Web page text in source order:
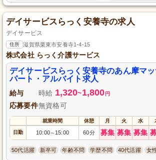
デイサービスらっく安養寺の求人
デイサービス
住所 滋賀県栗東市安養寺1-4-15
株式会社 らっく介護サービス
デイサービスらっく安養寺のあん摩マ
パート・アルバイト求人
給与 時給 1,320~1,800 円
応募要件無資格可
就業時間 休憩 月 火 水
日勤 10:00～ 15:00 60分 募集 募集 募集
50代活躍 新卒可 年齢不問 学歴不問 40代活躍 女